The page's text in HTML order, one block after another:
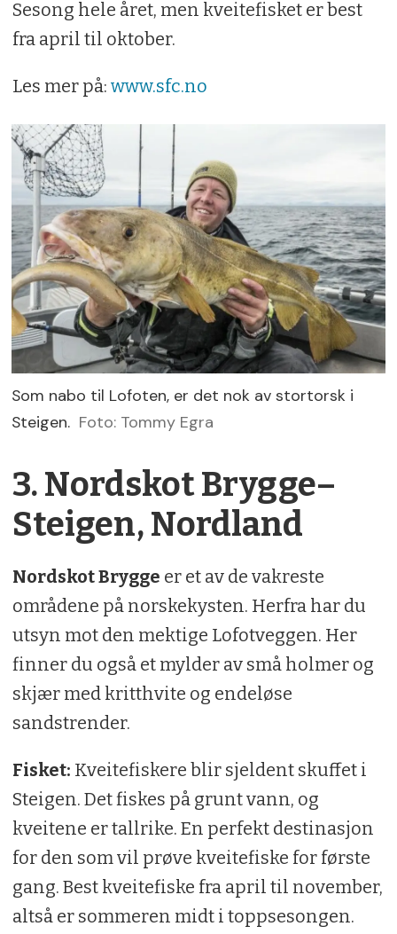
Sesong hele året, men kveitefisket er best
fra april til oktober.
Les mer på: www.sfc.no
Som nabo til Lofoten, er det nok av stortorsk i
Steigen. Foto: Tommy Egra
3. Nordskot Brygge–
Steigen, Nordland
Nordskot Brygge er et av de vakreste
områdene på norskekysten. Herfra har du
utsyn mot den mektige Lofotveggen. Her
finner du også et mylder av små holmer og
skjær med kritthvite og endeløse
sandstrender.
Fisket: Kveitefiskere blir sjeldent skuffet i
Steigen. Det fiskes på grunt vann, og
kveitene er tallrike. En perfekt destinasjon
for den som vil prøve kveitefiske for første
gang. Best kveitefiske fra april til november,
altså er sommeren midt i toppsesongen.